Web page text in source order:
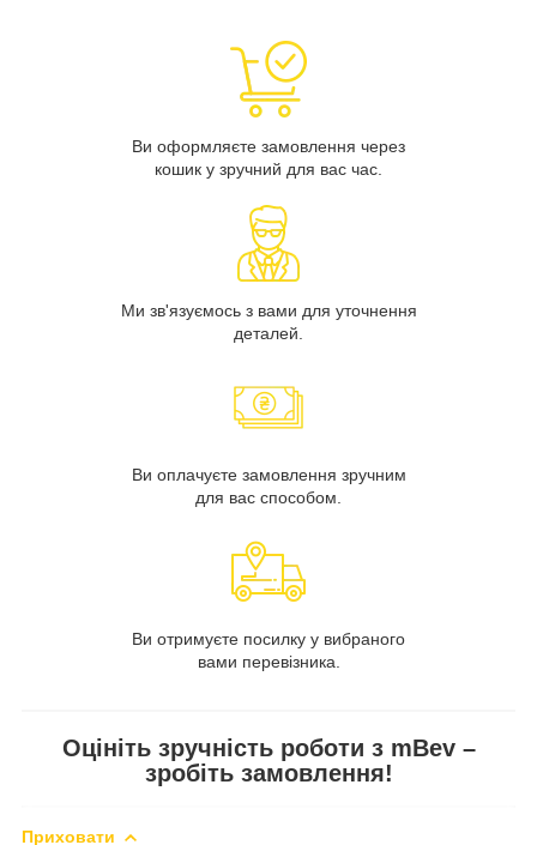
Ви оформляєте замовлення через
кошик у зручний для вас час.
Ми зв'язуємось з вами для уточнення
деталей.
Ви оплачуєте замовлення зручним
для вас способом.
Ви отримуєте посилку у вибраного
вами перевізника.
Оцініть зручність роботи з mBev –
зробіть замовлення!
Приховати